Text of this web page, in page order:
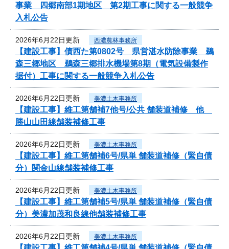
事業 四郷南部1期地区 第2期工事に関する一般競争
入札公告
2026年6月22日更新 西濃農林事務所
【建設工事】債西た第0802号 県営湛水防除事業 鵜
森三郷地区 鵜森三郷排水機場第8期（電気設備製作
据付）工事に関する一般競争入札公告
2026年6月22日更新 美濃土木事務所
【建設工事】維工第舗補7他号/公共 舗装道補修 他
勝山山田線舗装補修工事
2026年6月22日更新 美濃土木事務所
【建設工事】維工第舗補6号/県単 舗装道補修（緊自債
分）関金山線舗装補修工事
2026年6月22日更新 美濃土木事務所
【建設工事】維工第舗補5号/県単 舗装道補修（緊自債
分）美濃加茂和良線他舗装補修工事
2026年6月22日更新 美濃土木事務所